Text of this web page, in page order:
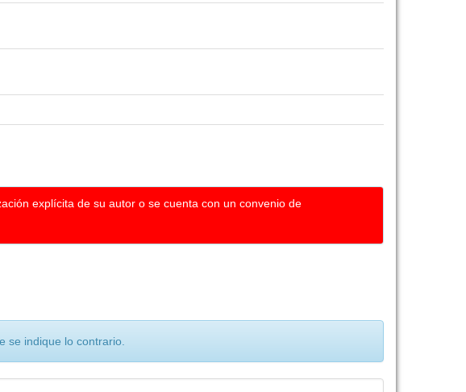
explícita de su autor o se cuenta con un convenio de
se indique lo contrario.